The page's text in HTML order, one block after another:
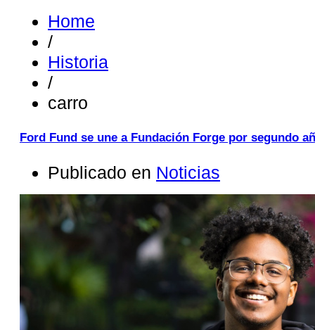
Home
/
Historia
/
carro
Ford Fund se une a Fundación Forge por segundo
Publicado en Noticias